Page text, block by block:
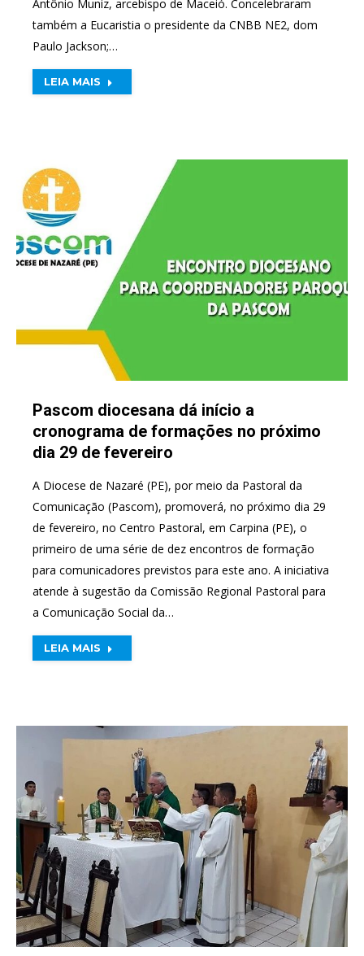
Antônio Muniz, arcebispo de Maceió. Concelebraram
também a Eucaristia o presidente da CNBB NE2, dom
Paulo Jackson;…
LEIA MAIS
Pascom diocesana dá início a
cronograma de formações no próximo
dia 29 de fevereiro
A Diocese de Nazaré (PE), por meio da Pastoral da
Comunicação (Pascom), promoverá, no próximo dia 29
de fevereiro, no Centro Pastoral, em Carpina (PE), o
primeiro de uma série de dez encontros de formação
para comunicadores previstos para este ano. A iniciativa
atende à sugestão da Comissão Regional Pastoral para
a Comunicação Social da…
LEIA MAIS